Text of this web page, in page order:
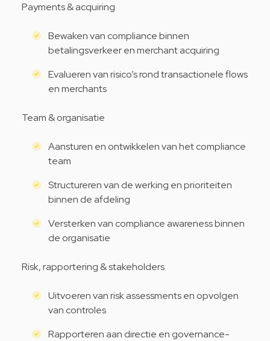
Payments & acquiring
Bewaken van compliance binnen
betalingsverkeer en merchant acquiring
Evalueren van risico’s rond transactionele flows
en merchants
Team & organisatie
Aansturen en ontwikkelen van het compliance
team
Structureren van de werking en prioriteiten
binnen de afdeling
Versterken van compliance awareness binnen
de organisatie
Risk, rapportering & stakeholders
Uitvoeren van risk assessments en opvolgen
van controles
Rapporteren aan directie en governance-